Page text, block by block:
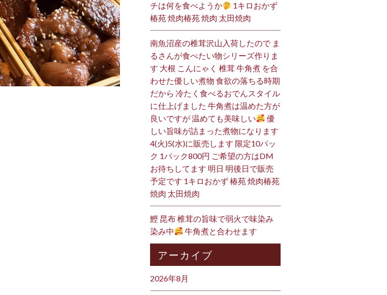
チは何を食べようか
1キロおかず
椿苑 焼肉椿苑 焼肉 太田焼肉
南魚沼産の椎茸沢山入荷したので ま
るさんが食べたい物シリーズ作りま
す 大根 こんにゃく 椎茸 牛角煮 を合
わせた優しい煮物 食欲の落ちる時期
だから 冷たく食べるおでんスタイル
に仕上げました 牛角煮は温めた方が
良いですが 温めても美味しい
優
しい旨味が詰まった煮物になります
4(火)5(水)に販売します 限定10パッ
ク 1パック800円 ご希望の方はDM
お待ちしてます 明日 明後日で販売
予定です 1キロおかず 椿苑 焼肉椿苑
焼肉 太田焼肉
鰹 昆布 椎茸の旨味で弱火で味染み
染み中
牛角煮と合わせます
アーカイブ
2026年8月